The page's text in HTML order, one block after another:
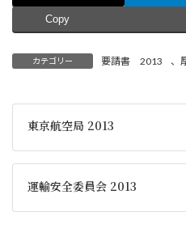
Copy
カテゴリー 要請書 2013 、
東京航空局 2013
運輸安全委員会 2013